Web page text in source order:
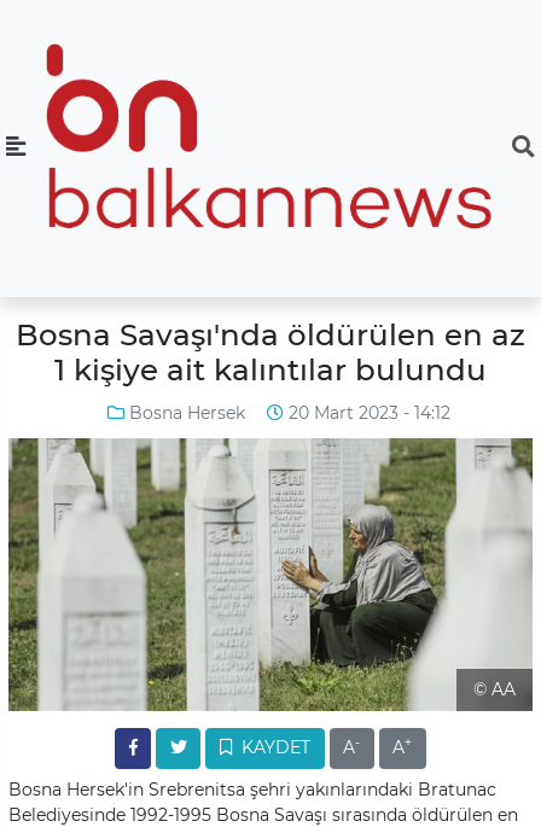
Bosna Savaşı'nda öldürülen en az
1 kişiye ait kalıntılar bulundu
Bosna Hersek 20 Mart 2023 - 14:12
© AA
KAYDET A- A+
Bosna Hersek'in Srebrenitsa şehri yakınlarındaki Bratunac
Belediyesinde 1992-1995 Bosna Savaşı sırasında öldürülen en